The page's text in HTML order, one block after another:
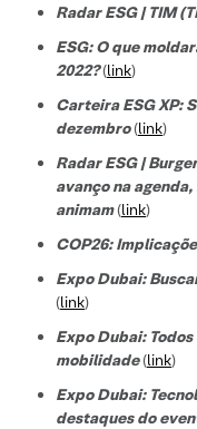
Radar ESG | TIM
ESG: O que
2022?(link)
Carteira ESG XP:
dezembro(link)
Radar ESG |
avanço na
animam(link)
COP26:
Expo Dubai:
(link)
Expo Dubai:
mobilidade(link)
Expo Dubai:
destaques do